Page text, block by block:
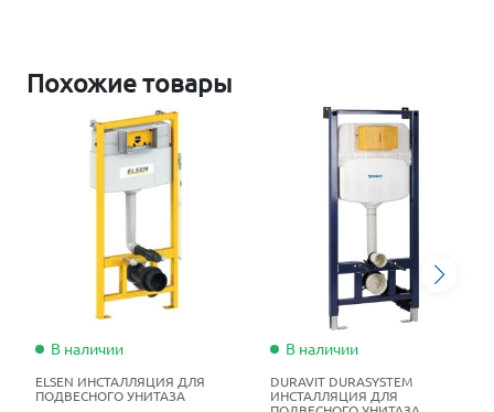
Похожие товары
В наличии
ELSEN ИНСТАЛЛЯЦИЯ ДЛЯ
ПОДВЕСНОГО УНИТАЗА
В наличии
DURAVIT DURASYSTEM
ИНСТАЛЛЯЦИЯ ДЛЯ